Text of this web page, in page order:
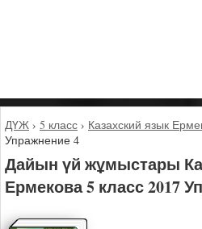
ДҮЖ › 5 класс › Казахский язык
Упражнение 4
Дайын үй жұмыстары
Ермекова 5 класс 2017